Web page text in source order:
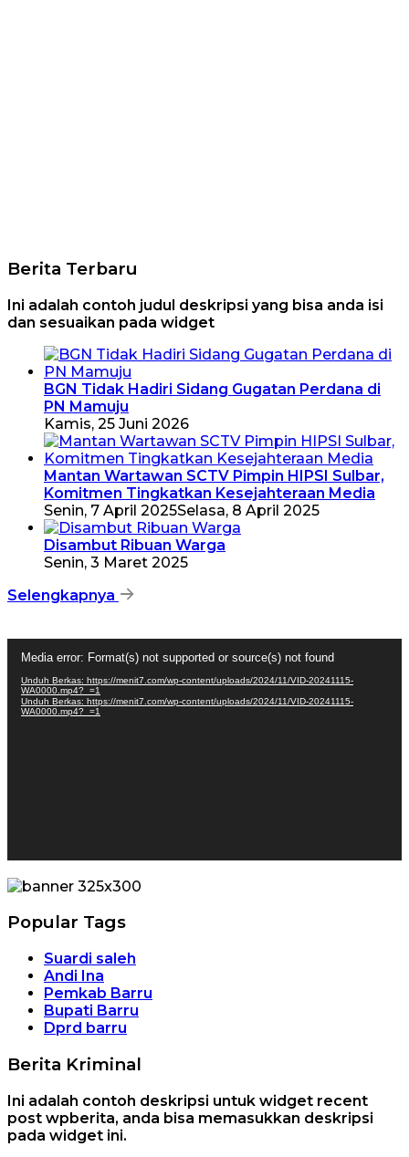
Berita Terbaru
Ini adalah contoh judul deskripsi yang bisa anda isi
dan sesuaikan pada widget
BGN Tidak Hadiri Sidang Gugatan Perdana di
PN Mamuju
Kamis, 25 Juni 2026
Mantan Wartawan SCTV Pimpin HIPSI Sulbar,
Komitmen Tingkatkan Kesejahteraan Media
Senin, 7 April 2025Selasa, 8 April 2025
Disambut Ribuan Warga
Senin, 3 Maret 2025
Selengkapnya
Video
Media error: Format(s) not supported or source(s) not found
Unduh Berkas: https://menit7.com/wp-content/uploads/2024/11/VID-20241115-
WA0000.mp4?_=1
Unduh Berkas: https://menit7.com/wp-content/uploads/2024/11/VID-20241115-
WA0000.mp4?_=1
Popular Tags
Suardi saleh
Andi Ina
Pemkab Barru
Bupati Barru
Dprd barru
Berita Kriminal
Ini adalah contoh deskripsi untuk widget recent
post wpberita, anda bisa memasukkan deskripsi
pada widget ini.